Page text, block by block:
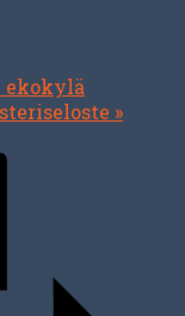
ekokylä
»